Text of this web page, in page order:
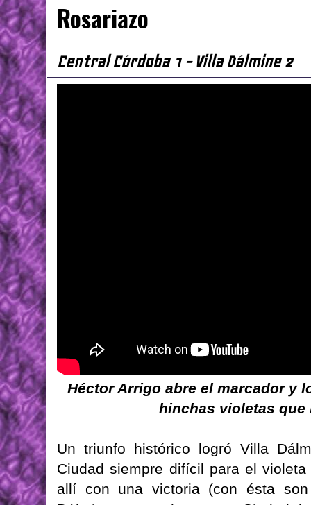
Rosariazo
Central Córdoba 1 - Villa Dálmine 2
Héctor Arrigo abre el marcador y
hinchas violetas que
Un triunfo histórico logró Villa
Ciudad siempre difícil para el
allí con una victoria (con ésta